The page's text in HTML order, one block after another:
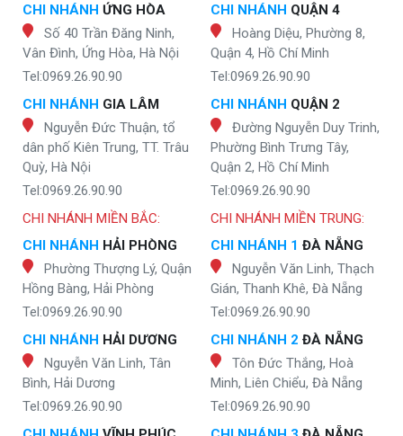
CHI NHÁNH ỨNG HÒA
Số 40 Trần Đăng Ninh,
Vân Đình, Ứng Hòa, Hà Nội
Tel:0969.26.90.90
CHI NHÁNH GIA LÂM
Nguyễn Đức Thuận, tổ
dân phố Kiên Trung, TT. Trâu
Quỳ, Hà Nội
Tel:0969.26.90.90
CHI NHÁNH QUẬN 4
Hoàng Diệu, Phường 8,
Quận 4, Hồ Chí Minh
Tel:0969.26.90.90
CHI NHÁNH QUẬN 2
Đường Nguyễn Duy Trinh,
Phường Bình Trưng Tây,
Quận 2, Hồ Chí Minh
Tel:0969.26.90.90
CHI NHÁNH MIỀN BẮC:
CHI NHÁNH HẢI PHÒNG
Phường Thượng Lý, Quận
Hồng Bàng, Hải Phòng
Tel:0969.26.90.90
CHI NHÁNH HẢI DƯƠNG
Nguyễn Văn Linh, Tân
Bình, Hải Dương
Tel:0969.26.90.90
CHI NHÁNH MIỀN TRUNG:
CHI NHÁNH 1 ĐÀ NẴNG
Nguyễn Văn Linh, Thạch
Gián, Thanh Khê, Đà Nẵng
Tel:0969.26.90.90
CHI NHÁNH 2 ĐÀ NẴNG
Tôn Đức Thắng, Hoà
Minh, Liên Chiểu, Đà Nẵng
Tel:0969.26.90.90